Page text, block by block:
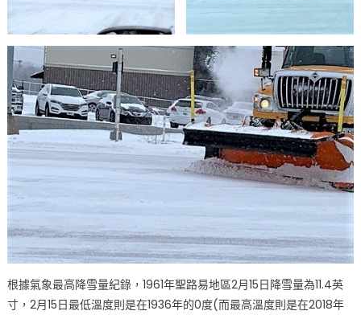
根據氣象最高降雪量紀錄，1961年聖路易地區2月15日降雪量為11.4英
寸，2月15日最低溫度則是在1936年的0度(而最高溫度則是在2018年